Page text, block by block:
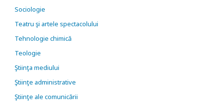
Sociologie
Teatru şi artele spectacolului
Tehnologie chimică
Teologie
Ştiinţa mediului
Ştiinţe administrative
Ştiinţe ale comunicării